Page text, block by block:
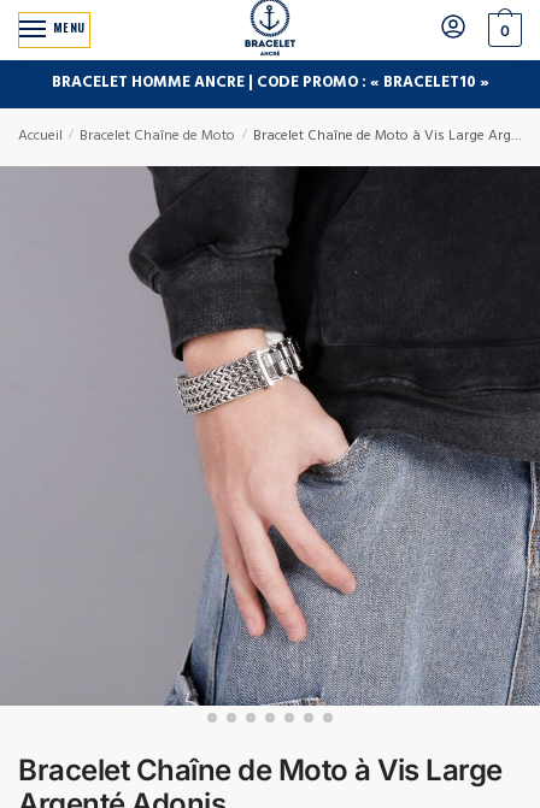
MENU 0
BRACELET HOMME ANCRE | CODE PROMO : « BRACELET10 »
Accueil / Bracelet Chaîne de Moto / Bracelet Chaîne de Moto à Vis Large Argenté Adonis
Bracelet Chaîne de Moto à Vis Large